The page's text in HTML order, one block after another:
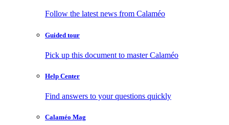
Follow the latest news from Calaméo
Guided tour
Pick up this document to master Calaméo
Help Center
Find answers to your questions quickly
Calaméo Mag